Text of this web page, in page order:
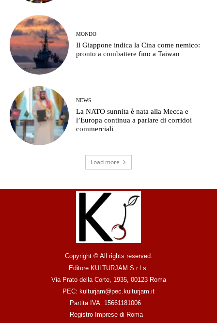
MONDO
Il Giappone indica la Cina come nemico:
pronto a combattere fino a Taiwan
NEWS
La NATO sunnita è nata alla Mecca e
l’Europa continua a parlare di corridoi
commerciali
Load more
Copyright © All rights reserved.
Editore KULTURJAM S.r.l.s.
Via Prato della Corte, 1935, 00123 Roma
PEC: kulturjam@pec.kulturjam.it
Partita IVA: 15661181006
Registro Imprese di Roma